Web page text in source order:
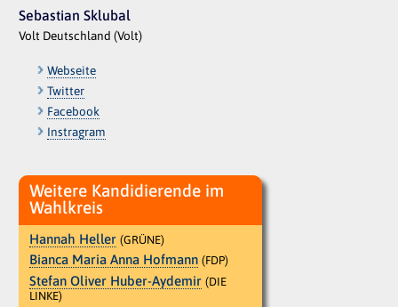
Sebastian Sklubal
Volt Deutschland (Volt)
Webseite
Twitter
Facebook
Instragram
Weitere Kandidierende im
Wahlkreis
Hannah Heller (GRÜNE)
Bianca Maria Anna Hofmann (FDP)
Stefan Oliver Huber-Aydemir (DIE
LINKE)